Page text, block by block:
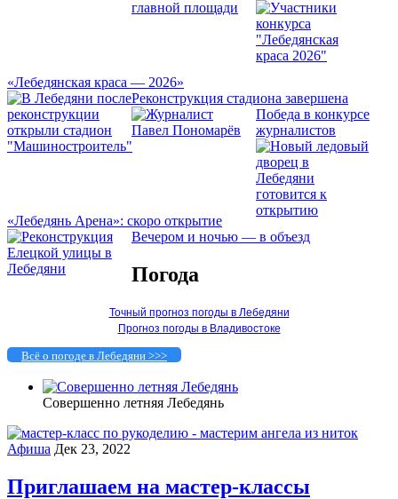
«Лебедянская краса — 2026»
Реконструкция стадиона завершена
Победа в конкурсе
журналистов
«Лебедянь Арена»: скоро открытие
Вечером и ночью — в объезд
Погода
Точный прогноз погоды в Лебедяни
Прогноз погоды в Владивостоке
Всё о погоде в Лебедяни >>>
Совершенно летняя Лебедянь
Афиша Дек 23, 2022
Приглашаем на мастер-классы